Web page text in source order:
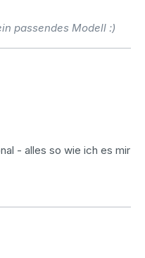
passendes Modell :)
- alles so wie ich es mir